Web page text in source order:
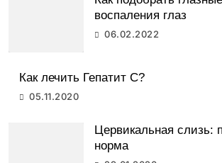
воспаления глаз
06.02.2022
Как лечить Гепатит С?
05.11.2020
Цервикальная слизь:
норма